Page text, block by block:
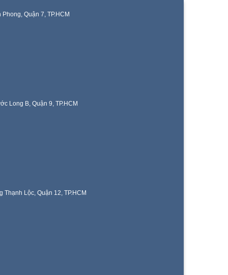
Quận 7, TP.HCM
Long B, Quận 9, TP.HCM
Lộc, Quận 12, TP.HCM